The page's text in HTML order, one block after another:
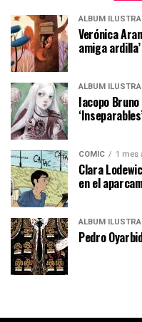
ÁLBUM
Verónica
amiga ardilla’
ÁLBUM
Iacopo
CÓMIC 1 mes
Clara
en el
ÁLBUM
Pedro